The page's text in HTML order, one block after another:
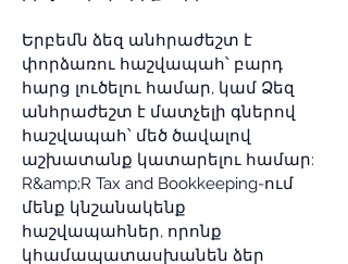
Երբեմն ձեզ անհրաժեշտ է
փորձառու հաշվապահ՝ բարդ
հարց լուծելու համար, կամ Ձեզ
անհրաժեշտ է մատչելի գներով
հաշվապահ՝ մեծ ծավալով
աշխատանք կատարելու համար:
R&amp;R Tax and Bookkeeping-ում
մենք կնշանակենք
հաշվապահներ, որոնք
կհամապատասխանեն ձեր